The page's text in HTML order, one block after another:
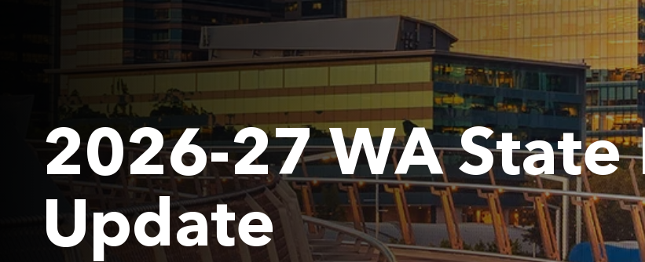
2026-27 WA State
Update